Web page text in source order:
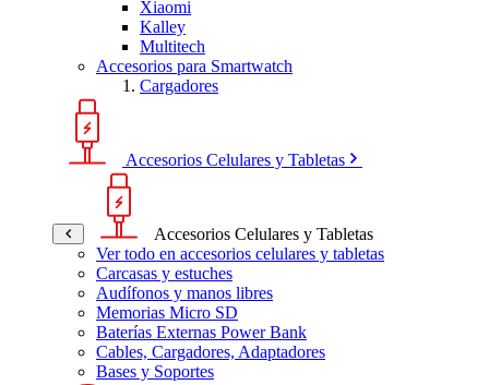
Xiaomi
Kalley
Multitech
Accesorios para Smartwatch
Cargadores
Accesorios Celulares y Tabletas
Accesorios Celulares y Tabletas
Ver todo en accesorios celulares y tabletas
Carcasas y estuches
Audífonos y manos libres
Memorias Micro SD
Baterías Externas Power Bank
Cables, Cargadores, Adaptadores
Bases y Soportes